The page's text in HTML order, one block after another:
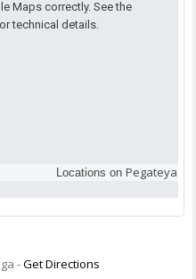
Maps correctly. See the
technical details.
Locations on Pegateya
-Get Directions